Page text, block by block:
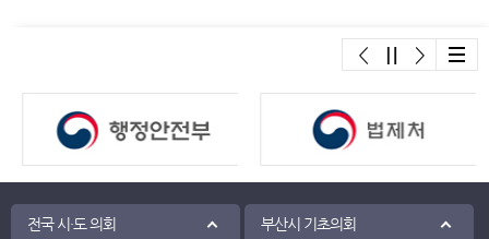
2025-09-18
전국 시·도 의회 부산시 기초의회